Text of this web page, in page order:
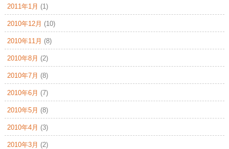
2011年1月 (1)
2010年12月 (10)
2010年11月 (8)
2010年8月 (2)
2010年7月 (8)
2010年6月 (7)
2010年5月 (8)
2010年4月 (3)
2010年3月 (2)